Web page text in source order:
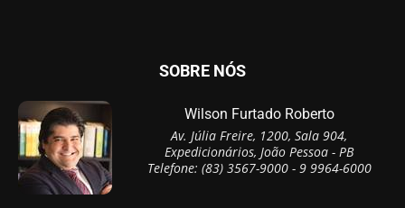
SOBRE NÓS
Wilson Furtado Roberto
Av. Júlia Freire, 1200, Sala 904,
Expedicionários, João Pessoa - PB
Telefone: (83) 3567-9000 - 9 9964-6000